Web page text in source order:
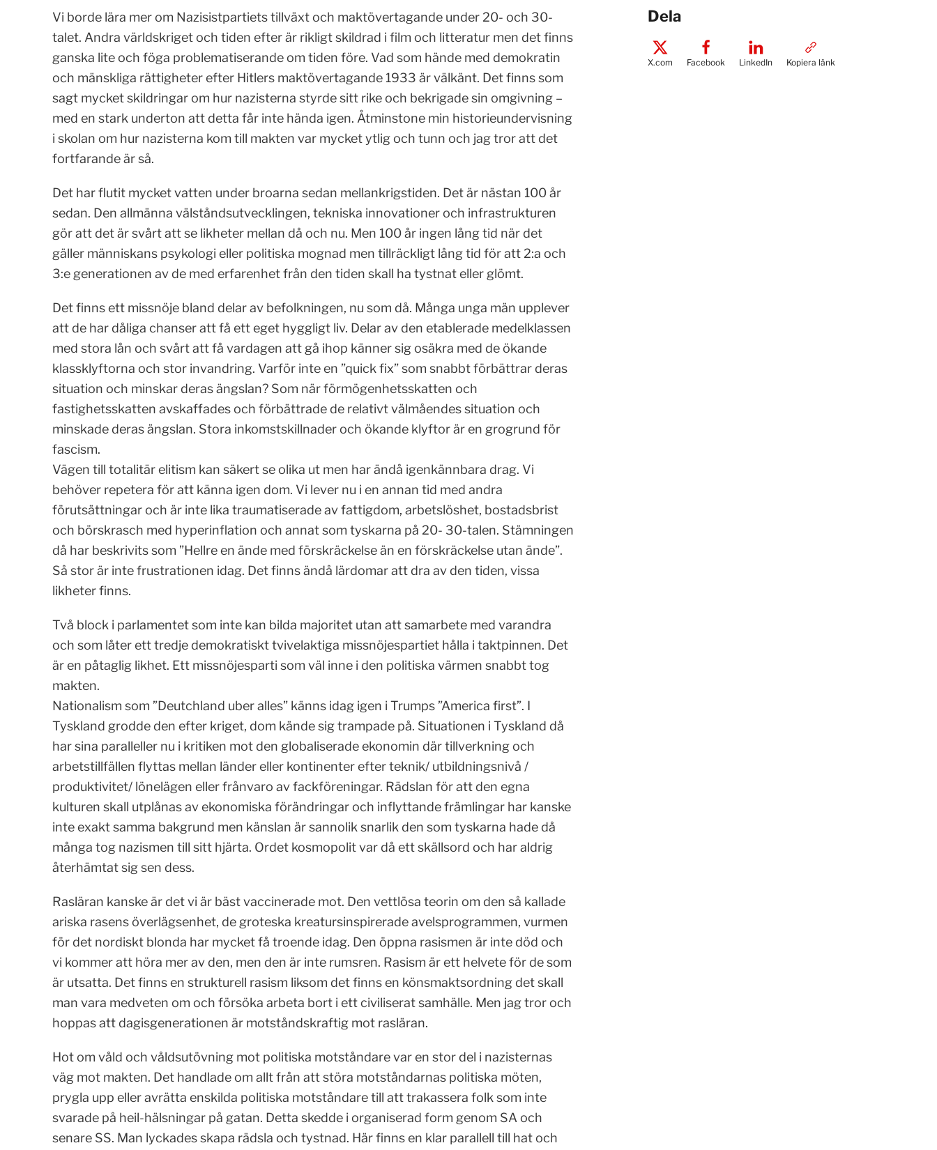
Vi borde lära mer om Nazisistpartiets tillväxt och maktövertagande under 20- och 30-
talet. Andra världskriget och tiden efter är rikligt skildrad i film och litteratur men det finns
ganska lite och föga problematiserande om tiden före. Vad som hände med demokratin
och mänskliga rättigheter efter Hitlers maktövertagande 1933 är välkänt. Det finns som
sagt mycket skildringar om hur nazisterna styrde sitt rike och bekrigade sin omgivning –
med en stark underton att detta får inte hända igen. Åtminstone min historieundervisning
i skolan om hur nazisterna kom till makten var mycket ytlig och tunn och jag tror att det
fortfarande är så.
Det har flutit mycket vatten under broarna sedan mellankrigstiden. Det är nästan 100 år
sedan. Den allmänna välståndsutvecklingen, tekniska innovationer och infrastrukturen
gör att det är svårt att se likheter mellan då och nu. Men 100 år ingen lång tid när det
gäller människans psykologi eller politiska mognad men tillräckligt lång tid för att 2:a och
3:e generationen av de med erfarenhet från den tiden skall ha tystnat eller glömt.
Det finns ett missnöje bland delar av befolkningen, nu som då. Många unga män upplever
att de har dåliga chanser att få ett eget hyggligt liv. Delar av den etablerade medelklassen
med stora lån och svårt att få vardagen att gå ihop känner sig osäkra med de ökande
klassklyftorna och stor invandring. Varför inte en ”quick fix” som snabbt förbättrar deras
situation och minskar deras ängslan? Som när förmögenhetsskatten och
fastighetsskatten avskaffades och förbättrade de relativt välmåendes situation och
minskade deras ängslan. Stora inkomstskillnader och ökande klyftor är en grogrund för
fascism.
Vägen till totalitär elitism kan säkert se olika ut men har ändå igenkännbara drag. Vi
behöver repetera för att känna igen dom. Vi lever nu i en annan tid med andra
förutsättningar och är inte lika traumatiserade av fattigdom, arbetslöshet, bostadsbrist
och börskrasch med hyperinflation och annat som tyskarna på 20- 30-talen. Stämningen
då har beskrivits som ”Hellre en ände med förskräckelse än en förskräckelse utan ände”.
Så stor är inte frustrationen idag. Det finns ändå lärdomar att dra av den tiden, vissa
likheter finns.
Två block i parlamentet som inte kan bilda majoritet utan att samarbete med varandra
och som låter ett tredje demokratiskt tvivelaktiga missnöjespartiet hålla i taktpinnen. Det
är en påtaglig likhet. Ett missnöjesparti som väl inne i den politiska värmen snabbt tog
makten.
Nationalism som ”Deutchland uber alles” känns idag igen i Trumps ”America first”. I
Tyskland grodde den efter kriget, dom kände sig trampade på. Situationen i Tyskland då
har sina paralleller nu i kritiken mot den globaliserade ekonomin där tillverkning och
arbetstillfällen flyttas mellan länder eller kontinenter efter teknik/ utbildningsnivå /
produktivitet/ lönelägen eller frånvaro av fackföreningar. Rädslan för att den egna
kulturen skall utplånas av ekonomiska förändringar och inflyttande främlingar har kanske
inte exakt samma bakgrund men känslan är sannolik snarlik den som tyskarna hade då
många tog nazismen till sitt hjärta. Ordet kosmopolit var då ett skällsord och har aldrig
återhämtat sig sen dess.
Rasläran kanske är det vi är bäst vaccinerade mot. Den vettlösa teorin om den så kallade
ariska rasens överlägsenhet, de groteska kreatursinspirerade avelsprogrammen, vurmen
för det nordiskt blonda har mycket få troende idag. Den öppna rasismen är inte död och
vi kommer att höra mer av den, men den är inte rumsren. Rasism är ett helvete för de som
är utsatta. Det finns en strukturell rasism liksom det finns en könsmaktsordning det skall
man vara medveten om och försöka arbeta bort i ett civiliserat samhälle. Men jag tror och
hoppas att dagisgenerationen är motståndskraftig mot rasläran.
Hot om våld och våldsutövning mot politiska motståndare var en stor del i nazisternas
väg mot makten. Det handlade om allt från att störa motståndarnas politiska möten,
prygla upp eller avrätta enskilda politiska motståndare till att trakassera folk som inte
svarade på heil-hälsningar på gatan. Detta skedde i organiserad form genom SA och
senare SS. Man lyckades skapa rädsla och tystnad. Här finns en klar parallell till hat och
Dela
X.com Facebook LinkedIn Kopiera länk